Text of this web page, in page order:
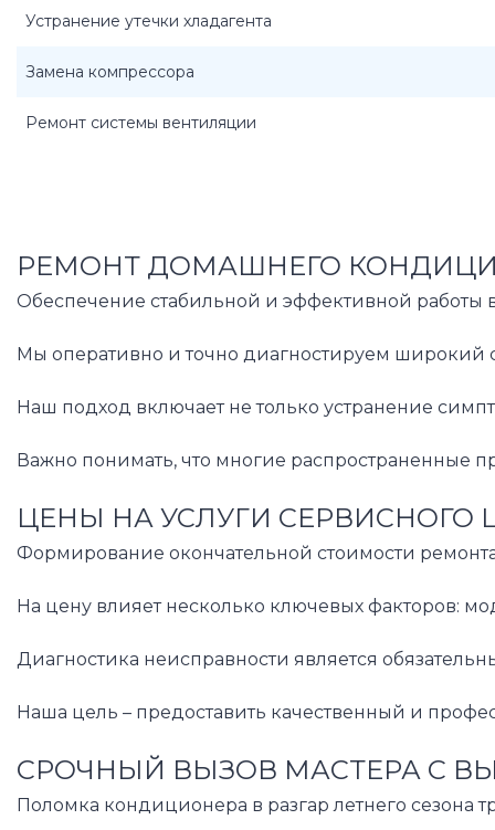
Устранение утечки хладагента
Замена компрессора
Ремонт системы вентиляции
РЕМОНТ ДОМАШНЕГО
Обеспечение стабильной и эффективной работы
Мы оперативно и точно диагностируем широкий
Наш подход включает не только устранение
Важно понимать, что многие распространенные
ЦЕНЫ НА УСЛУГИ СЕРВИСНОГО
Формирование окончательной стоимости
На цену влияет несколько ключевых факторов:
Диагностика неисправности является
Наша цель – предоставить качественный и
СРОЧНЫЙ ВЫЗОВ МАСТЕРА С
Поломка кондиционера в разгар летнего